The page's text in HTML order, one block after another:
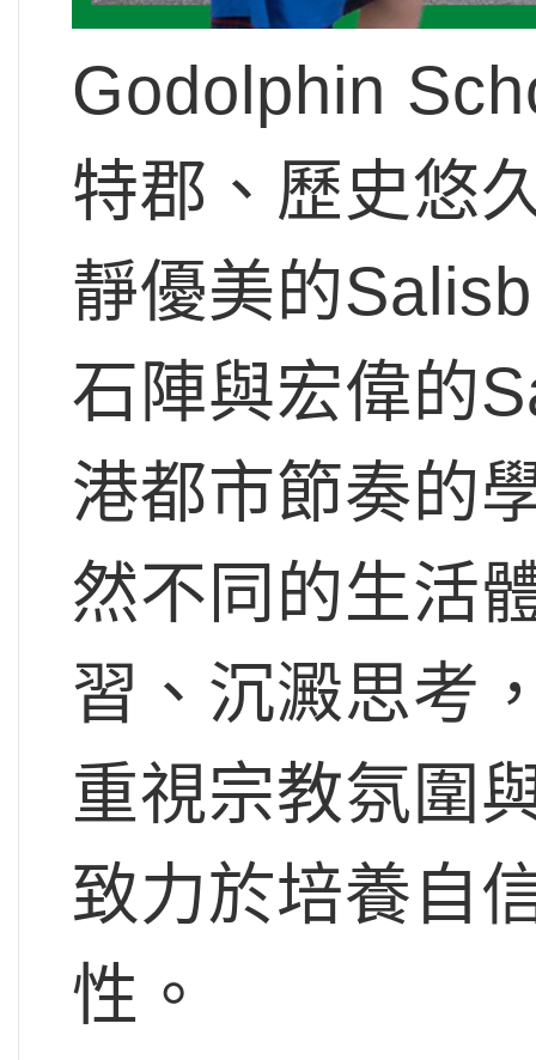
Godolphin
特郡、歷史悠
靜優美的
石陣與宏偉的
港都市節奏的
然不同的生活
習、沉澱思考
重視宗教氛圍
致力於培養自
性。